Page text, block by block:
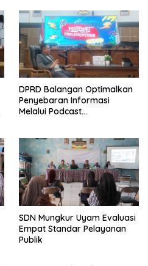
DPRD Balangan Optimalkan
Penyebaran Informasi
Melalui Podcast
SDN Mungkur Uyam Evaluasi
Empat Standar Pelayanan
Publik